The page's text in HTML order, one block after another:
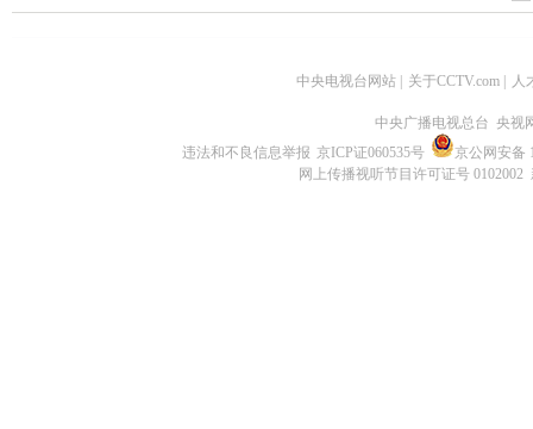
中央电视台网站 关于CCTV.com 人
中央广播电视总台 央视
违法和不良信息举报 京ICP证060535号
京公网安备
网上传播视听节目许可证号 0102002